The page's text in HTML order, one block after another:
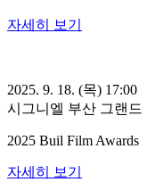
자세히 보기
2025. 9. 18. (목) 17:00
시그니엘 부산 그랜드
2025 Buil Film Awards
자세히 보기